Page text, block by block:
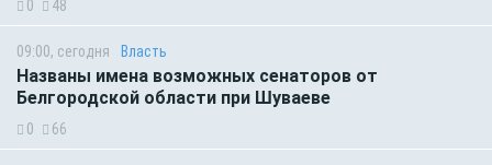
0 48
09:00, сегодня Власть
Названы имена возможных сенаторов от
Белгородской области при Шуваеве
0 66